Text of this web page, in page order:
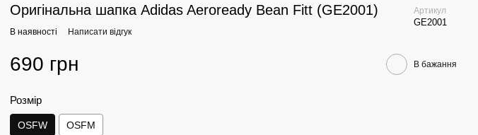
Оригінальна шапка Adidas Aeroready Bean Fitt (GE2001) Артикул
GE2001
В наявності Написати відгук
690 грн В бажання
Розмір
OSFW OSFM